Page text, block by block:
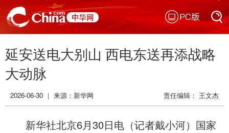
搜索
搜索
PC版
延安送电大别山 西电东送再添战略
大动脉
2026-06-30 ｜ 来源： 新华网 责任编辑： 王文杰
新华社北京6月30日电（记者戴小河）国家